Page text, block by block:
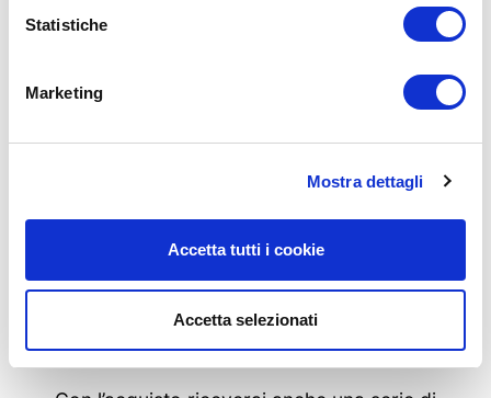
Statistiche
Marketing
Mostra dettagli
Accetta tutti i cookie
Accetta selezionati
Oltre
stampate
Un percorso strutturato con più di
metodica di Marcello Chiapponi
ilPERCORSO INTRODUTTIVOdi 15
video-allenamenti
Bonus speciali inclusi